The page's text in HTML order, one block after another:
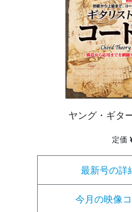
ヤング・ギタ
定価
最新号の詳
今月の映像